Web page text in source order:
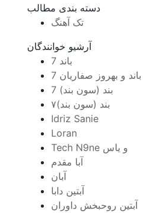
دسته بندی مطالب
تک آهنگ
آرشیو خوانندگان
7 باند
7 باند و بهروز صفاریان
7 بند (سون بند)
۷بند (سون بند)
Idriz Sanie
Loran
Tech N9ne و یاس
آبا مقدم
آبان
آبتین دابا
آبتین روحبخش داوران